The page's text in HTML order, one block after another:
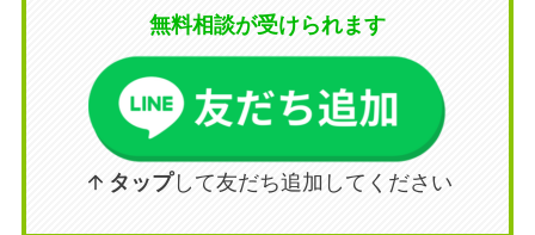
無料相談が受けられます
タップして友だち追加してください